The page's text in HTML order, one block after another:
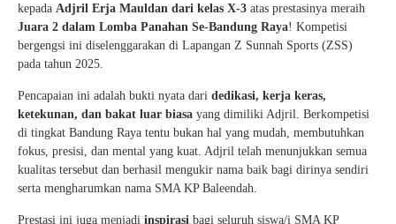
kepada Adjril Erja Mauldan dari kelas X-3 atas prestasinya meraih
Juara 2 dalam Lomba Panahan Se-Bandung Raya! Kompetisi
bergengsi ini diselenggarakan di Lapangan Z Sunnah Sports (ZSS)
pada tahun 2025.
Pencapaian ini adalah bukti nyata dari dedikasi, kerja keras,
ketekunan, dan bakat luar biasa yang dimiliki Adjril. Berkompetisi
di tingkat Bandung Raya tentu bukan hal yang mudah, membutuhkan
fokus, presisi, dan mental yang kuat. Adjril telah menunjukkan semua
kualitas tersebut dan berhasil mengukir nama baik bagi dirinya sendiri
serta mengharumkan nama SMA KP Baleendah.
Prestasi ini juga menjadi inspirasi bagi seluruh siswa/i SMA KP